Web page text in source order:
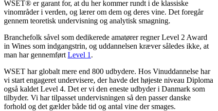
WSET® er garant for, at du her kommer rundt i de klassiske
vinområder i verden, og lærer om dem og deres vine. Det foregår
gennem teoretisk undervisning og analytisk smagning.
Branchefolk såvel som dedikerede amatører regner Level 2 Award
in Wines som indgangstrin, og uddannelsen kræver således ikke, at
man har gennemført Level 1 .
WSET har globalt mere end 800 udbydere. Hos Vinuddannelse har
vi start engageret undervisere, der havde det højeste niveau Diploma
også kaldet Level 4. Det er vi den eneste udbyder i Danmark som
tilbyder. Vi har tilpasset undervisningen så den passer danske
forhold og det gælder både tid og antal vine der smages.